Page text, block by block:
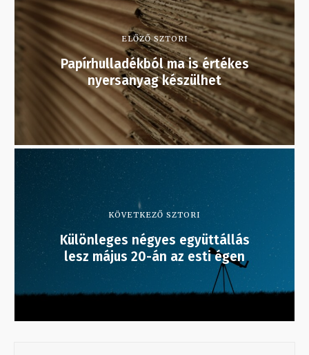
ELŐZŐ SZTORI
Papírhulladékból ma is értékes
nyersanyag készülhet
KÖVETKEZŐ SZTORI
Különleges négyes együttállás
lesz május 20-án az esti égen